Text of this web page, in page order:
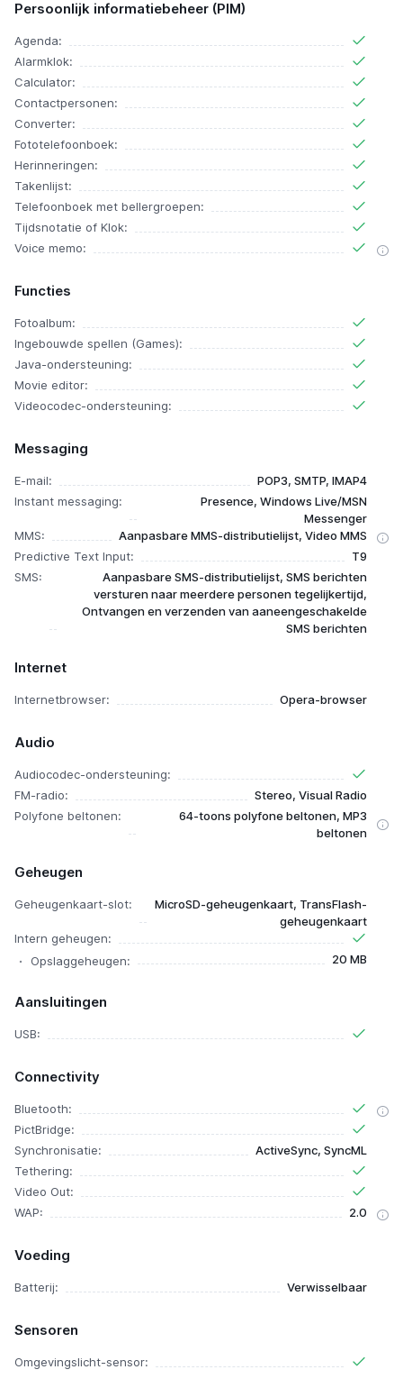
Persoonlijk informatiebeheer (PIM)
Agenda:
Alarmklok:
Calculator:
Contactpersonen:
Converter:
Fototelefoonboek:
Herinneringen:
Takenlijst:
Telefoonboek met bellergroepen:
Tijdsnotatie of Klok:
Voice memo:
Functies
Fotoalbum:
Ingebouwde spellen (Games):
Java-ondersteuning:
Movie editor:
Videocodec-ondersteuning:
Messaging
E-mail:
POP3, SMTP, IMAP4
Instant messaging:
Presence, Windows Live/MSN
Messenger
MMS:
Aanpasbare MMS-distributielijst, Video MMS
Predictive Text Input:
T9
SMS:
Aanpasbare SMS-distributielijst, SMS berichten
versturen naar meerdere personen tegelijkertijd,
Ontvangen en verzenden van aaneengeschakelde
SMS berichten
Internet
Internetbrowser: Opera-browser
Audio
Audiocodec-ondersteuning:
FM-radio:
Stereo, Visual Radio
Polyfone beltonen:
64-toons polyfone beltonen, MP3
beltonen
Geheugen
Geheugenkaart-slot:
MicroSD-geheugenkaart, TransFlash-
geheugenkaart
Intern geheugen:
Opslaggeheugen:
20 MB
Aansluitingen
USB:
Connectivity
Bluetooth:
PictBridge:
Synchronisatie:
ActiveSync, SyncML
Tethering:
Video Out:
WAP:
2.0
Voeding
Batterij: Verwisselbaar
Sensoren
Omgevingslicht-sensor: